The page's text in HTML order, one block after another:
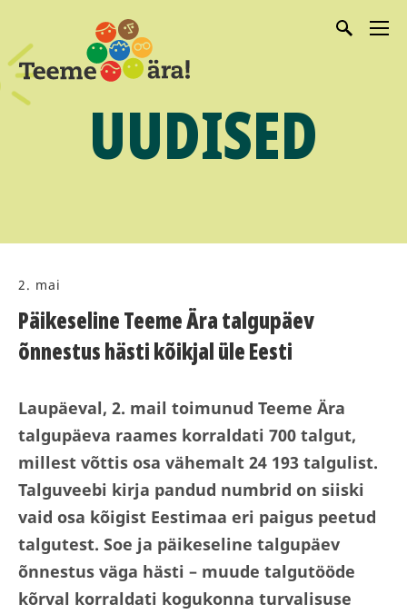
UUDISED
2. mai
Päikeseline Teeme Ära talgupäev
õnnestus hästi kõikjal üle Eesti
Laupäeval, 2. mail toimunud Teeme Ära
talgupäeva raames korraldati 700 talgut,
millest võttis osa vähemalt 24 193 talgulist.
Talguveebi kirja pandud numbrid on siiski
vaid osa kõigist Eestimaa eri paigus peetud
talgutest. Soe ja päikeseline talgupäev
õnnestus väga hästi – muude talgutööde
kõrval korraldati kogukonna turvalisuse